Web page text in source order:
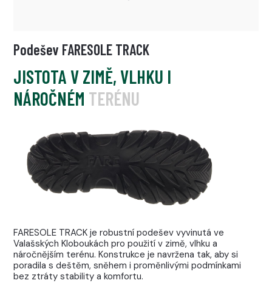
Podešev FARESOLE TRACK
JISTOTA V ZIMĚ, VLHKU I
NÁROČNÉM TERÉNU
FARESOLE TRACK je robustní podešev vyvinutá ve
Valašských Kloboukách pro použití v zimě, vlhku a
náročnějším terénu. Konstrukce je navržena tak, aby si
poradila s deštěm, sněhem i proměnlivými podmínkami
bez ztráty stability a komfortu.